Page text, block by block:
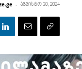
- აგვისტო 30, 2024